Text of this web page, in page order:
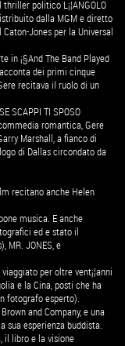
politico L¡¦ANGOLO
dalla MGM e diretto
Jones per la Universal
in ¡§And The Band Played
dei primi cinque
recitava il ruolo di un
SCAPPI TI SPOSO
romantica, Gere
Marshall, a fianco di
di Dallas circondato da
recitano anche Helen
musica. E anche
ed e stato il
MR. JONES, e
per oltre vent¡¦anni
e la Cina, posti che ha
fotografo esperto).
and Company, e una
sua esperienza buddista.
il libro e la visione